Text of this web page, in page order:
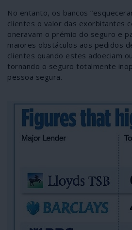
No entanto, os bancos
clientes o valor das exorbitantes
oneravam o prémio do seguro e
maiores obstáculos aos pedidos
clientes quando estes adoeciam
tornando o seguro totalmente
pessoa segura.